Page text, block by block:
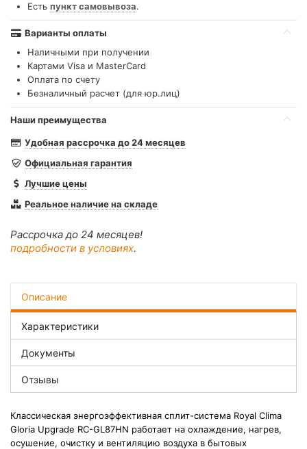
Есть пункт самовывоза.
Варианты оплаты
Наличными при получении
Картами Visa и MasterCard
Оплата по счету
Безналичный расчет (для юр.лиц)
Наши преимущества
Удобная рассрочка до 24 месяцев
Официальная гарантия
Лучшие цены
Реальное наличие на складе
Рассрочка до 24 месяцев!
подробности в условиях.
Описание
Характеристики
Документы
Отзывы
Классическая энергоэффективная сплит-система Royal Clima
Gloria Upgrade RC-GL87HN работает на охлаждение, нагрев,
осушение, очистку и вентиляцию воздуха в бытовых